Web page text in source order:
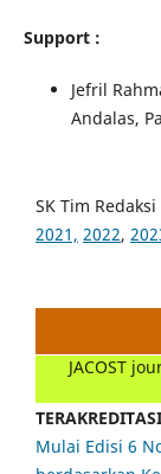
Support :
Jefril
Andalas,
SK Tim
2021, 2022,
JACOST
Mulai Edisi 6